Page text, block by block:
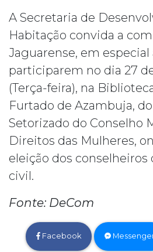
A Secretaria de
Habitação convida a
Jaguarense, em especial
participarem no dia 27
(Terça-feira), na
Furtado de Azambuja,
Setorizado do Conselho
Direitos das Mulheres,
eleição dos conselheiros
civil.
Fonte: DeCom
Facebook